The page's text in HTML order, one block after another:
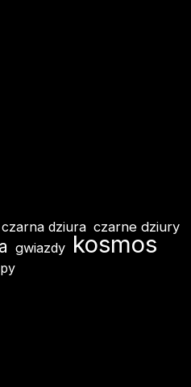
czarna dziura czarne dziury
gwiazdy kosmos